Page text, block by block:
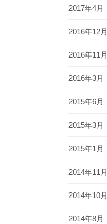
2017年4月
2016年12月
2016年11月
2016年3月
2015年6月
2015年3月
2015年1月
2014年11月
2014年10月
2014年8月